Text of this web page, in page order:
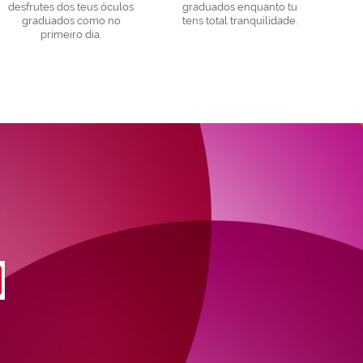
desfrutes dos teus óculos
graduados como no
primeiro dia.
graduados enquanto tu
tens total tranquilidade.